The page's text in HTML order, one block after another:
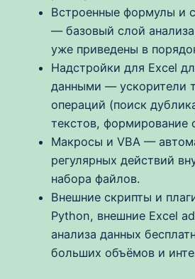
Встроенные формулы и
— базовый слой
уже приведены в
Надстройки для Excel
данными — ускорители
операций (поиск
текстов, формирование
Макросы и VBA —
регулярных действий
набора файлов.
Внешние скрипты и
Python, внешние Excel
анализа данных
больших объёмов и